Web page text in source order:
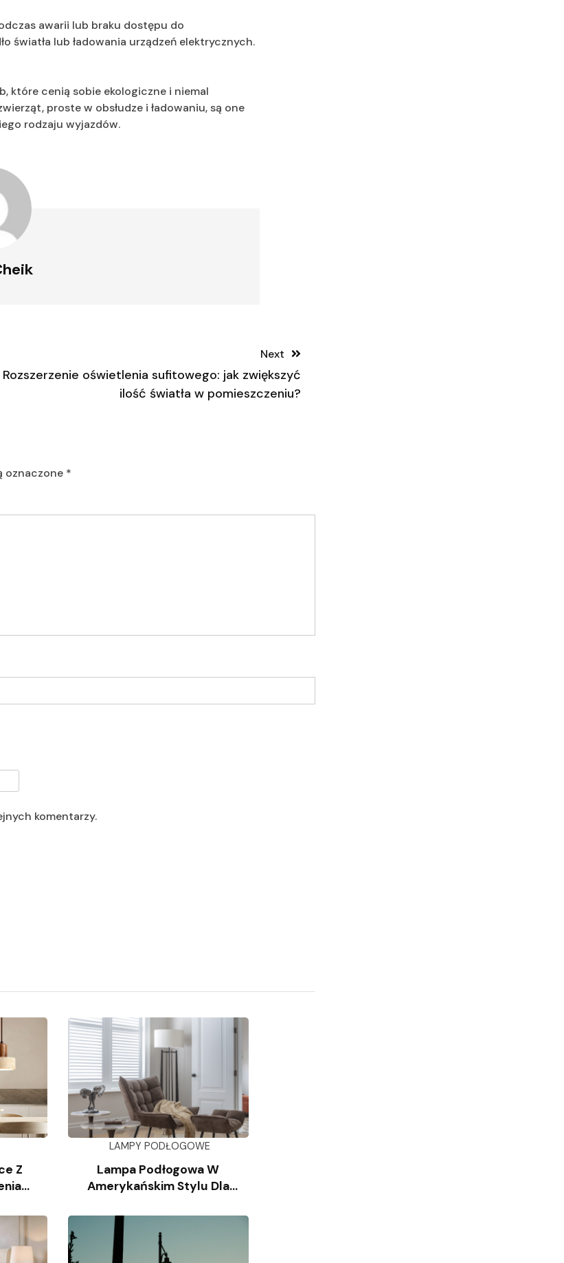
awarii lub braku dostępu do
światła lub ładowania urządzeń elektrycznych.
które cenią sobie ekologiczne i niemal
proste w obsłudze i ładowaniu, są one
rodzaju wyjazdów.
Next
Rozszerzenie oświetlenia sufitowego: jak zwiększyć
ilość światła w pomieszczeniu?
oznaczone *
komentarzy.
Z
LAMPY PODŁOGOWE
Lampa Podłogowa W
Amerykańskim Stylu Dla